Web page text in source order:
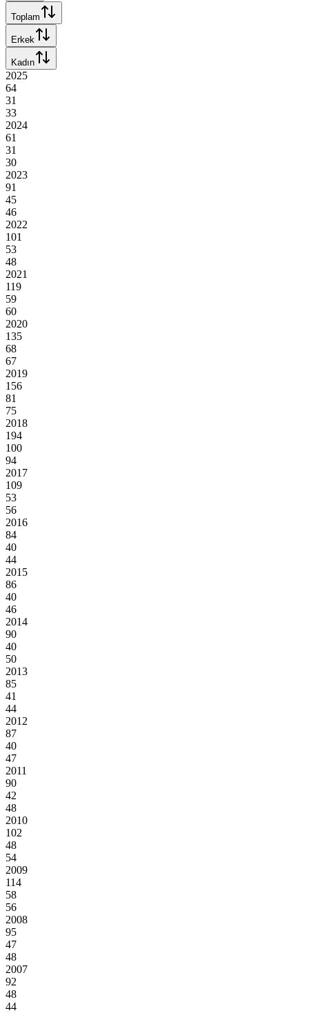
Toplam
Erkek
Kadın
2025
64
31
33
2024
61
31
30
2023
91
45
46
2022
101
53
48
2021
119
59
60
2020
135
68
67
2019
156
81
75
2018
194
100
94
2017
109
53
56
2016
84
40
44
2015
86
40
46
2014
90
40
50
2013
85
41
44
2012
87
40
47
2011
90
42
48
2010
102
48
54
2009
114
58
56
2008
95
47
48
2007
92
48
44